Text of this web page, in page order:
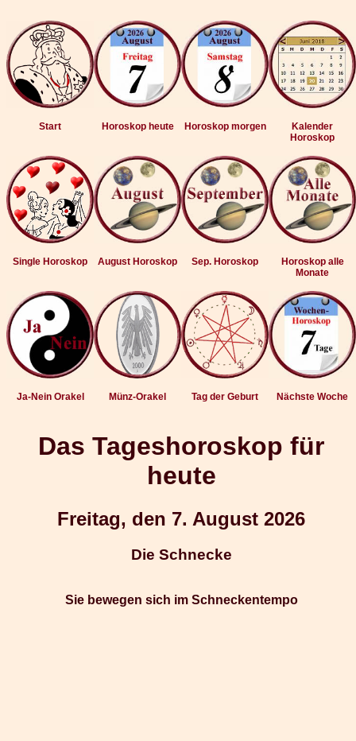
Start Horoskop heute Horoskop morgen
Kalender
Horoskop
Single Horoskop August Horoskop Sep. Horoskop
Horoskop alle
Monate
Ja-Nein Orakel Münz-Orakel Tag der Geburt Nächste Woche
Das Tageshoroskop für
heute
Freitag, den 7. August 2026
Die Schnecke
Sie bewegen sich im Schneckentempo